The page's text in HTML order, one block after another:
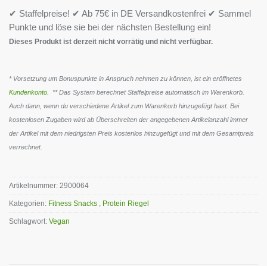
✔ Staffelpreise! ✔ Ab 75€ in DE Versandkostenfrei ✔ Sammel
Punkte und löse sie bei der nächsten Bestellung ein!
Dieses Produkt ist derzeit nicht vorrätig und nicht verfügbar.
* Vorsetzung um Bonuspunkte in Anspruch nehmen zu können, ist ein eröffnetes
Kundenkonto . ** Das System berechnet Staffelpreise automatisch im Warenkorb.
Auch dann, wenn du verschiedene Artikel zum Warenkorb hinzugefügt hast. Bei
kostenlosen Zugaben wird ab Überschreiten der angegebenen Artikelanzahl immer
der Artikel mit dem niedrigsten Preis kostenlos hinzugefügt und mit dem Gesamtpreis
verrechnet.
Artikelnummer: 2900064
Kategorien: Fitness Snacks Protein Riegel
Schlagwort: Vegan